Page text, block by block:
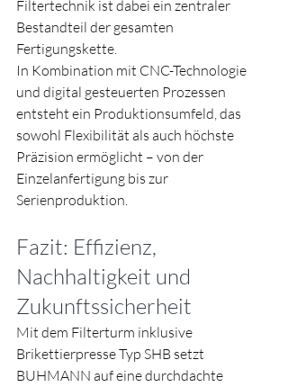
Filtertechnik ist dabei ein zentraler
Bestandteil der gesamten
Fertigungskette.
In Kombination mit CNC-Technologie
und digital gesteuerten Prozessen
entsteht ein Produktionsumfeld, das
sowohl Flexibilität als auch höchste
Präzision ermöglicht – von der
Einzelanfertigung bis zur
Serienproduktion.
Fazit: Effizienz,
Nachhaltigkeit und
Zukunftssicherheit
Mit dem Filterturm inklusive
Brikettierpresse Typ SHB setzt
BUHMANN auf eine durchdachte